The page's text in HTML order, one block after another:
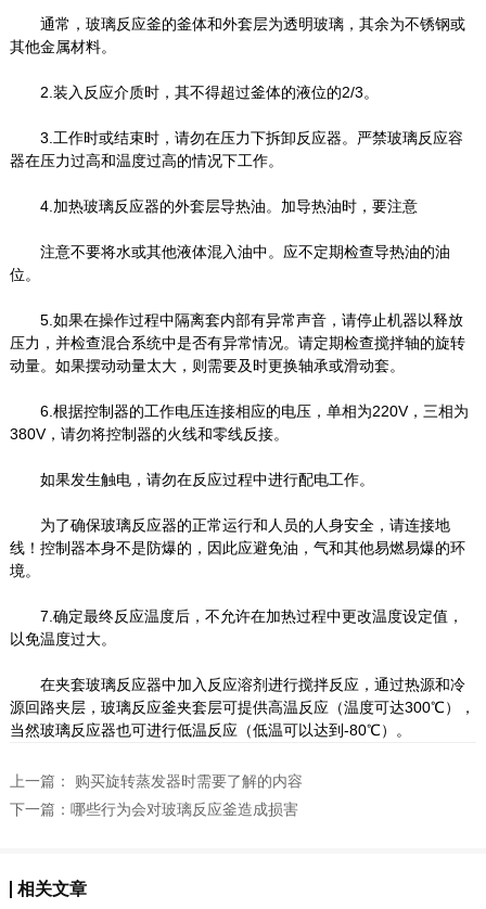
通常，玻璃反应釜的釜体和外套层为透明玻璃，其余为不锈钢或
其他金属材料。
2.装入反应介质时，其不得超过釜体的液位的2/3。
3.工作时或结束时，请勿在压力下拆卸反应器。严禁玻璃反应容
器在压力过高和温度过高的情况下工作。
4.加热玻璃反应器的外套层导热油。加导热油时，要注意
注意不要将水或其他液体混入油中。应不定期检查导热油的油
位。
5.如果在操作过程中隔离套内部有异常声音，请停止机器以释放
压力，并检查混合系统中是否有异常情况。请定期检查搅拌轴的旋转
动量。如果摆动动量太大，则需要及时更换轴承或滑动套。
6.根据控制器的工作电压连接相应的电压，单相为220V，三相为
380V，请勿将控制器的火线和零线反接。
如果发生触电，请勿在反应过程中进行配电工作。
为了确保玻璃反应器的正常运行和人员的人身安全，请连接地
线！控制器本身不是防爆的，因此应避免油，气和其他易燃易爆的环
境。
7.确定最终反应温度后，不允许在加热过程中更改温度设定值，
以免温度过大。
在夹套玻璃反应器中加入反应溶剂进行搅拌反应，通过热源和冷
源回路夹层，玻璃反应釜夹套层可提供高温反应（温度可达300℃），
当然玻璃反应器也可进行低温反应（低温可以达到-80℃）。
上一篇：
购买旋转蒸发器时需要了解的内容
下一篇： 哪些行为会对玻璃反应釜造成损害
相关文章